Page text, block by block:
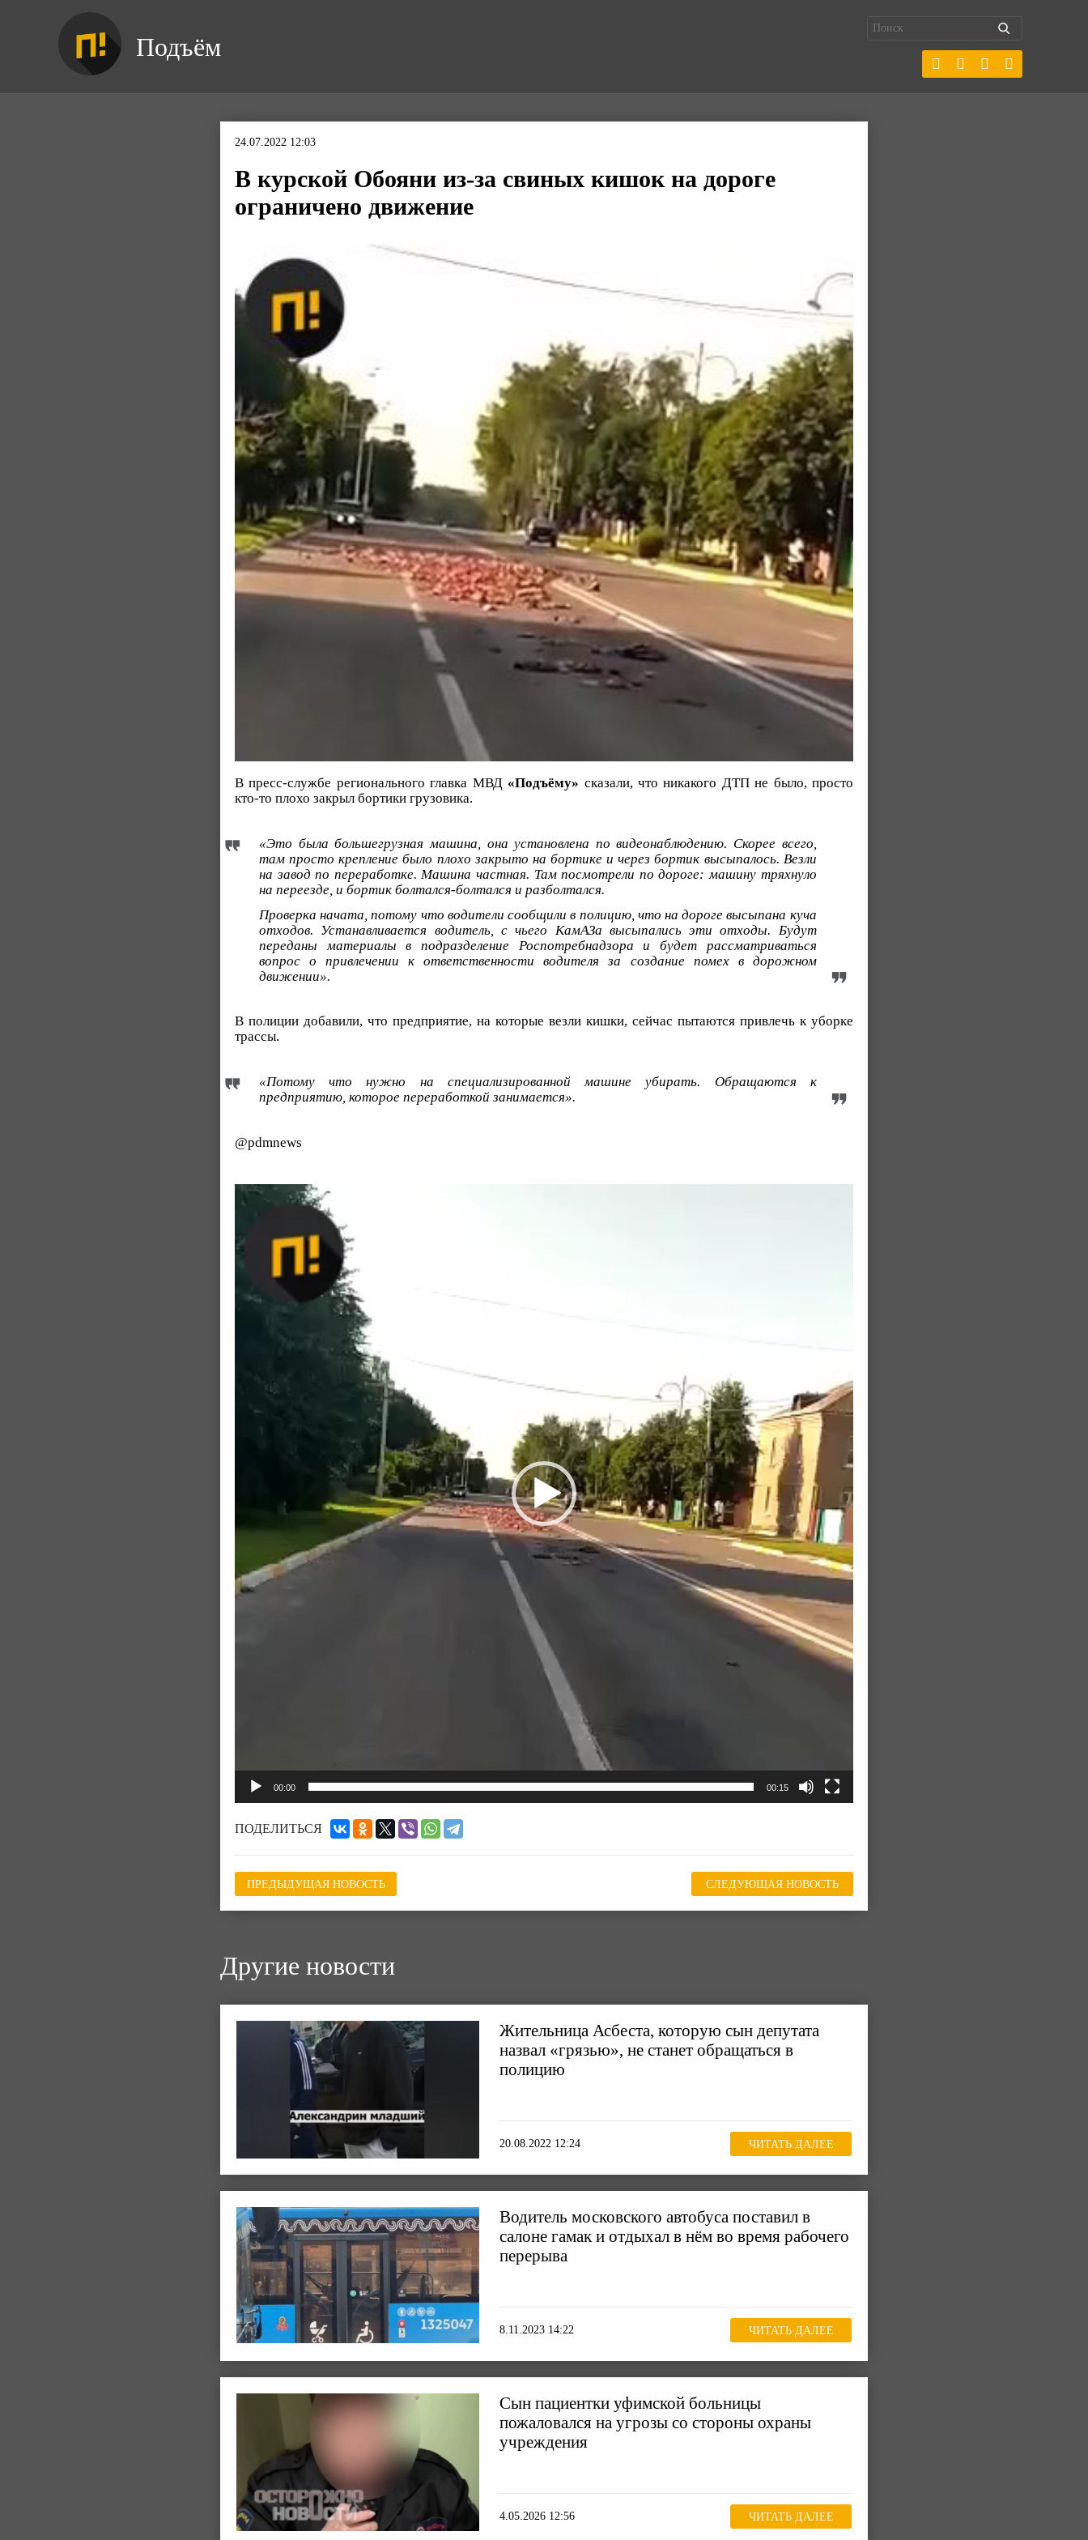
Подъём
24.07.2022 12:03
В курской Обояни из-за свиных кишок на дороге
ограничено движение
В пресс-службе регионального главка МВД «Подъёму» сказали, что никакого ДТП не было, просто
кто-то плохо закрыл бортики грузовика.
«Это была большегрузная машина, она установлена по видеонаблюдению. Скорее всего,
там просто крепление было плохо закрыто на бортике и через бортик высыпалось. Везли
на завод по переработке. Машина частная. Там посмотрели по дороге: машину тряхнуло
на переезде, и бортик болтался-болтался и разболтался.
Проверка начата, потому что водители сообщили в полицию, что на дороге высыпана куча
отходов. Устанавливается водитель, с чьего КамАЗа высыпались эти отходы. Будут
переданы материалы в подразделение Роспотребнадзора и будет рассматриваться
вопрос о привлечении к ответственности водителя за создание помех в дорожном
движении».
В полиции добавили, что предприятие, на которые везли кишки, сейчас пытаются привлечь к уборке
трассы.
«Потому что нужно на специализированной машине убирать. Обращаются к
предприятию, которое переработкой занимается».
@pdmnews
Видеоплеер
00:00 00:15
ПОДЕЛИТЬСЯ
ПРЕДЫДУЩАЯ НОВОСТЬ СЛЕДУЮЩАЯ НОВОСТЬ
Другие новости
Жительница Асбеста, которую сын депутата
назвал «грязью», не станет обращаться в
полицию
20.08.2022 12:24 ЧИТАТЬ ДАЛЕЕ
Водитель московского автобуса поставил в
салоне гамак и отдыхал в нём во время рабочего
перерыва
8.11.2023 14:22 ЧИТАТЬ ДАЛЕЕ
Сын пациентки уфимской больницы
пожаловался на угрозы со стороны охраны
учреждения
4.05.2026 12:56 ЧИТАТЬ ДАЛЕЕ